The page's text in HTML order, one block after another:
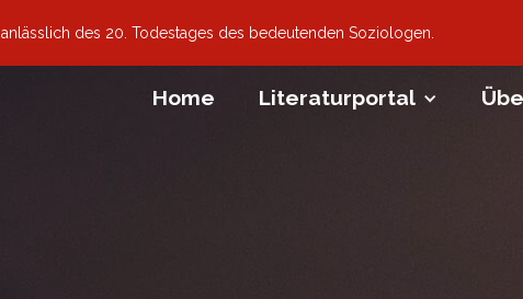
anlässlich des 20. Todestages des bedeutenden Soziologen.
Home Literaturportal